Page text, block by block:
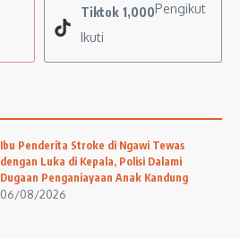
Tiktok 1,000Pengikut
Ikuti
Ibu Penderita Stroke di Ngawi Tewas
dengan Luka di Kepala, Polisi Dalami
Dugaan Penganiayaan Anak Kandung
06/08/2026